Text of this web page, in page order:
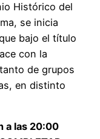
Histórico del
se inicia
bajo el título
con la
de grupos
en distinto
a las 20:00